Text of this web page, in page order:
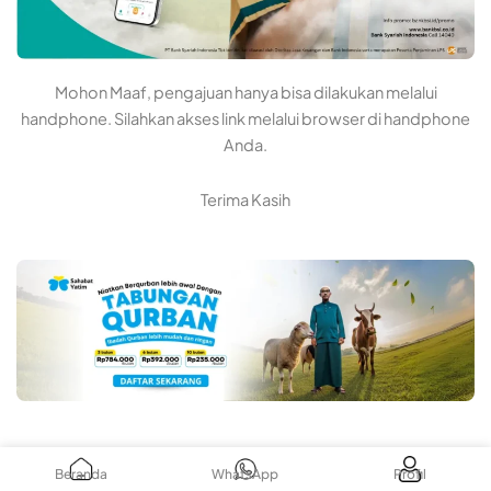
Mohon Maaf, pengajuan hanya bisa dilakukan melalui
handphone. Silahkan akses link melalui browser di handphone
Anda.
Terima Kasih
Beranda WhatsApp Profil